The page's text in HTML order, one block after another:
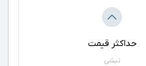
حداکثر قیمت
نبشی